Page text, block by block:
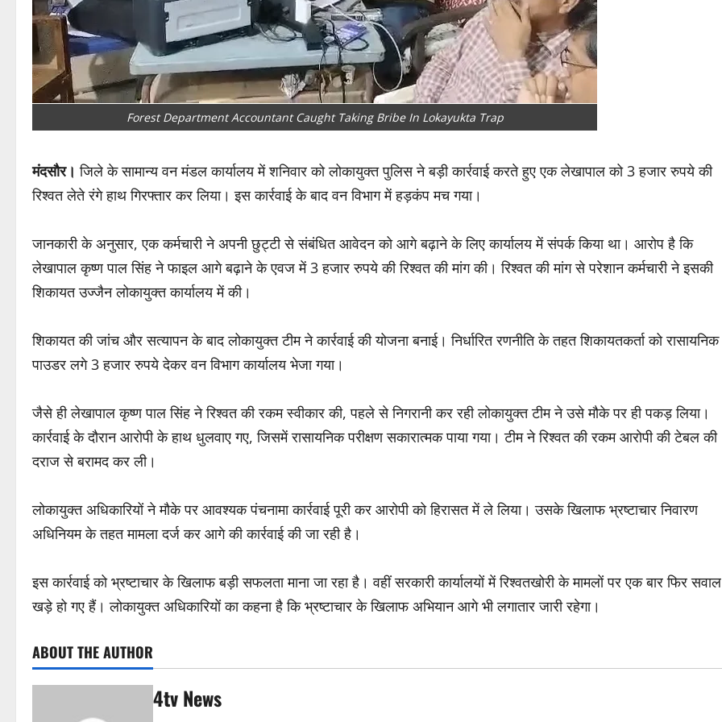
Forest Department Accountant Caught Taking Bribe In Lokayukta Trap
मंदसौर। जिले के सामान्य वन मंडल कार्यालय में शनिवार को लोकायुक्त पुलिस ने बड़ी कार्रवाई करते हुए एक लेखापाल को 3 हजार रुपये की
रिश्वत लेते रंगे हाथ गिरफ्तार कर लिया। इस कार्रवाई के बाद वन विभाग में हड़कंप मच गया।
जानकारी के अनुसार, एक कर्मचारी ने अपनी छुट्टी से संबंधित आवेदन को आगे बढ़ाने के लिए कार्यालय में संपर्क किया था। आरोप है कि
लेखापाल कृष्ण पाल सिंह ने फाइल आगे बढ़ाने के एवज में 3 हजार रुपये की रिश्वत की मांग की। रिश्वत की मांग से परेशान कर्मचारी ने इसकी
शिकायत उज्जैन लोकायुक्त कार्यालय में की।
शिकायत की जांच और सत्यापन के बाद लोकायुक्त टीम ने कार्रवाई की योजना बनाई। निर्धारित रणनीति के तहत शिकायतकर्ता को रासायनिक
पाउडर लगे 3 हजार रुपये देकर वन विभाग कार्यालय भेजा गया।
जैसे ही लेखापाल कृष्ण पाल सिंह ने रिश्वत की रकम स्वीकार की, पहले से निगरानी कर रही लोकायुक्त टीम ने उसे मौके पर ही पकड़ लिया।
कार्रवाई के दौरान आरोपी के हाथ धुलवाए गए, जिसमें रासायनिक परीक्षण सकारात्मक पाया गया। टीम ने रिश्वत की रकम आरोपी की टेबल की
दराज से बरामद कर ली।
लोकायुक्त अधिकारियों ने मौके पर आवश्यक पंचनामा कार्रवाई पूरी कर आरोपी को हिरासत में ले लिया। उसके खिलाफ भ्रष्टाचार निवारण
अधिनियम के तहत मामला दर्ज कर आगे की कार्रवाई की जा रही है।
इस कार्रवाई को भ्रष्टाचार के खिलाफ बड़ी सफलता माना जा रहा है। वहीं सरकारी कार्यालयों में रिश्वतखोरी के मामलों पर एक बार फिर सवाल
खड़े हो गए हैं। लोकायुक्त अधिकारियों का कहना है कि भ्रष्टाचार के खिलाफ अभियान आगे भी लगातार जारी रहेगा।
ABOUT THE AUTHOR
4tv News